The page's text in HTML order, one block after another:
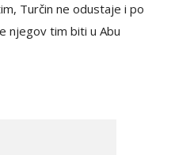
Turčin ne odustaje i po
njegov tim biti u Abu